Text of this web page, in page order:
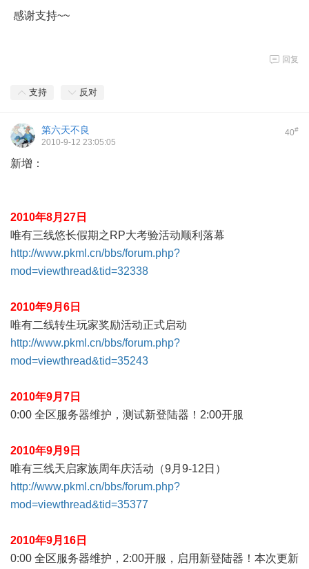
感谢支持~~
回复
支持 反对
40#
第六天不良
2010-9-12 23:05:05
新增：
2010年8月27日
唯有三线悠长假期之RP大考验活动顺利落幕
http://www.pkml.cn/bbs/forum.php?
mod=viewthread&tid=32338
2010年9月6日
唯有二线转生玩家奖励活动正式启动
http://www.pkml.cn/bbs/forum.php?
mod=viewthread&tid=35243
2010年9月7日
0:00 全区服务器维护，测试新登陆器！2:00开服
2010年9月9日
唯有三线天启家族周年庆活动（9月9-12日）
http://www.pkml.cn/bbs/forum.php?
mod=viewthread&tid=35377
2010年9月16日
0:00 全区服务器维护，2:00开服，启用新登陆器！本次更新